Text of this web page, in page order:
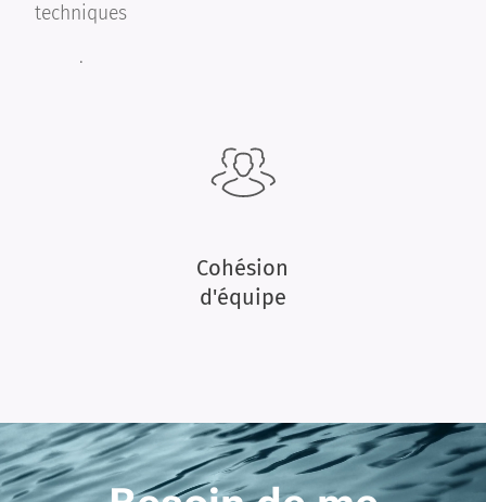
techniques
.
Cohésion
d'équipe